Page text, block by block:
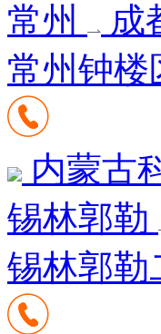
常州
成
常州钟楼
内蒙古
锡林郭勒
锡林郭勒